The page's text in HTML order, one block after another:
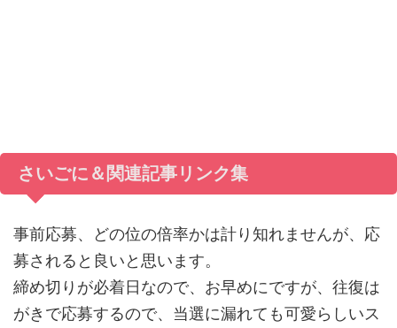
さいごに＆関連記事リンク集
事前応募、どの位の倍率かは計り知れませんが、応
募されると良いと思います。
締め切りが必着日なので、お早めにですが、往復は
がきで応募するので、当選に漏れても可愛らしいス